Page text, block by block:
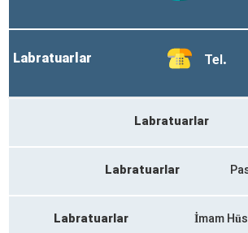
Labratuarlar Tel.
Labratuarlar
Labratuarlar
Labratuarlar
İmam